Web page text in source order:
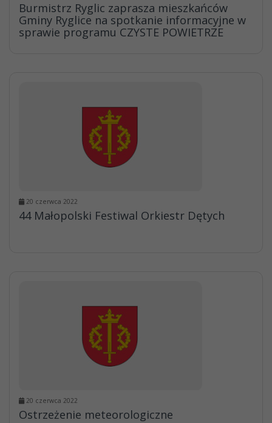
Burmistrz Ryglic zaprasza mieszkańców
Gminy Ryglice na spotkanie informacyjne w
sprawie programu CZYSTE POWIETRZE
20 czerwca 2022
44 Małopolski Festiwal Orkiestr Dętych
20 czerwca 2022
Ostrzeżenie meteorologiczne